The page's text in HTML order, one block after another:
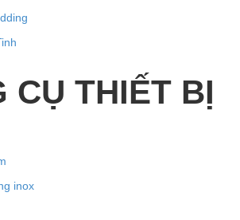
CỤ THIẾT BỊ
inox